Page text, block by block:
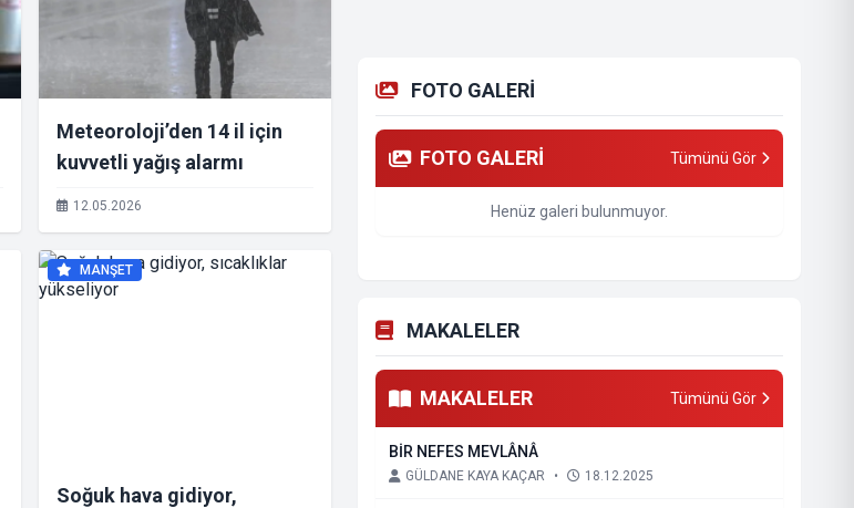
Meteoroloji’den 14 il için
kuvvetli yağış alarmı
12.05.2026
MANŞET
Soğuk hava gidiyor,
FOTO GALERİ
FOTO GALERİ Tümünü Gör
Henüz galeri bulunmuyor.
MAKALELER
MAKALELER Tümünü Gör
BİR NEFES MEVLÂNÂ
GÜLDANE KAYA KAÇAR • 18.12.2025